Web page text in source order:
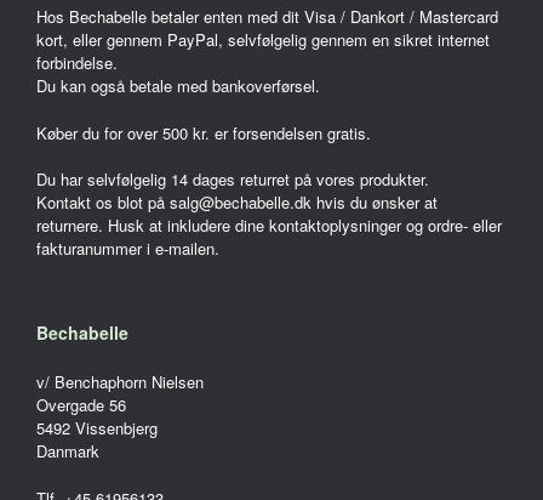
Hos Bechabelle betaler enten med dit Visa / Dankort / Mastercard
kort, eller gennem PayPal, selvfølgelig gennem en sikret internet
forbindelse.
Du kan også betale med bankoverførsel.
Køber du for over 500 kr. er forsendelsen gratis.
Du har selvfølgelig 14 dages returret på vores produkter.
Kontakt os blot på salg@bechabelle.dk hvis du ønsker at
returnere. Husk at inkludere dine kontaktoplysninger og ordre- eller
fakturanummer i e-mailen.
Bechabelle
v/ Benchaphorn Nielsen
Overgade 56
5492 Vissenbjerg
Danmark